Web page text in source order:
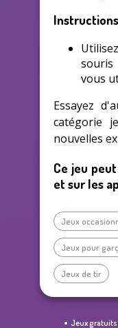
vous
Essayez
catégorie
nouvelles
Ce jeu
et sur les
Jeux
Jeux pour
Jeux de tir
Jeux